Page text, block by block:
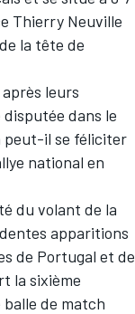
Thierry Neuville
la tête de
leurs
dans le
peut-il se féliciter
national en
du volant de la
apparitions
de Portugal et de
la sixième
de match